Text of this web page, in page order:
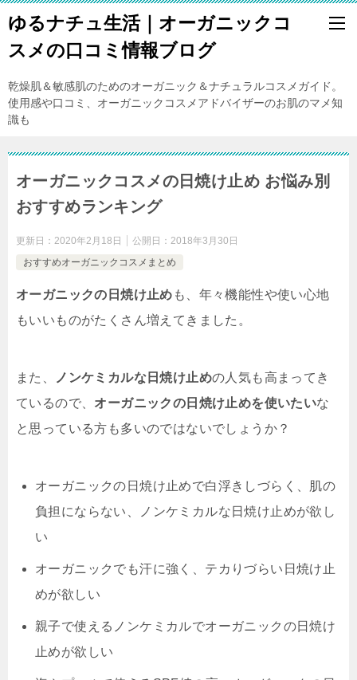
ゆるナチュ生活｜オーガニックコ
スメの口コミ情報ブログ
乾燥肌＆敏感肌のためのオーガニック＆ナチュラルコスメガイド。
使用感や口コミ、オーガニックコスメアドバイザーのお肌のマメ知
識も
オーガニックコスメの日焼け止め お悩み別
おすすめランキング
更新日： 2020年2月18日 公開日： 2018年3月30日
おすすめオーガニックコスメまとめ
オーガニックの日焼け止め も、年々機能性や使い心地
もいいものがたくさん増えてきました。
また、 ノンケミカルな日焼け止めの人気も高まってき
ているので、 オーガニックの日焼け止めを使いたいな
と思っている方も多いのではないでしょうか？
オーガニックの日焼け止めで白浮きしづらく、肌の
負担にならない、ノンケミカルな日焼け止めが欲し
い
オーガニックでも汗に強く、テカりづらい日焼け止
めが欲しい
親子で使えるノンケミカルでオーガニックの日焼け
止めが欲しい